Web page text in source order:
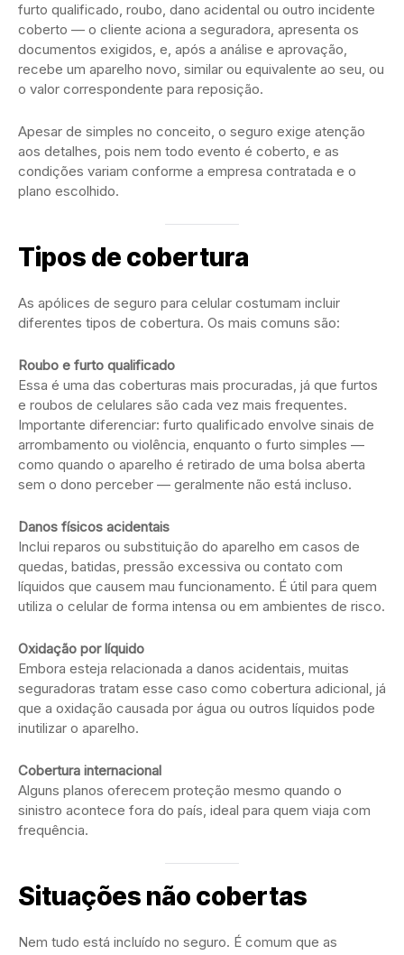
furto qualificado, roubo, dano acidental ou outro incidente
coberto — o cliente aciona a seguradora, apresenta os
documentos exigidos, e, após a análise e aprovação,
recebe um aparelho novo, similar ou equivalente ao seu, ou
o valor correspondente para reposição.
Apesar de simples no conceito, o seguro exige atenção
aos detalhes, pois nem todo evento é coberto, e as
condições variam conforme a empresa contratada e o
plano escolhido.
Tipos de cobertura
As apólices de seguro para celular costumam incluir
diferentes tipos de cobertura. Os mais comuns são:
Roubo e furto qualificado
Essa é uma das coberturas mais procuradas, já que furtos
e roubos de celulares são cada vez mais frequentes.
Importante diferenciar: furto qualificado envolve sinais de
arrombamento ou violência, enquanto o furto simples —
como quando o aparelho é retirado de uma bolsa aberta
sem o dono perceber — geralmente não está incluso.
Danos físicos acidentais
Inclui reparos ou substituição do aparelho em casos de
quedas, batidas, pressão excessiva ou contato com
líquidos que causem mau funcionamento. É útil para quem
utiliza o celular de forma intensa ou em ambientes de risco.
Oxidação por líquido
Embora esteja relacionada a danos acidentais, muitas
seguradoras tratam esse caso como cobertura adicional, já
que a oxidação causada por água ou outros líquidos pode
inutilizar o aparelho.
Cobertura internacional
Alguns planos oferecem proteção mesmo quando o
sinistro acontece fora do país, ideal para quem viaja com
frequência.
Situações não cobertas
Nem tudo está incluído no seguro. É comum que as